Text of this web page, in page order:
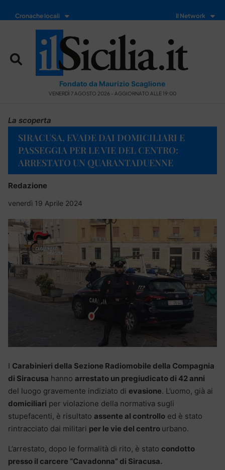
Cronache locali Il Network
Fondato da Maurizio Scaglione
VENERDÌ 7 AGOSTO 2026 - AGGIORNATO ALLE 19:00
La scoperta
SIRACUSA, EVADE DAI DOMICILIARI E
PASSEGGIA PER LE VIE DEL CENTRO:
ARRESTATO UN QUARANTADUENNE
Redazione
venerdì 19 Aprile 2024
I Carabinieri della Sezione Radiomobile della Compagnia
di Siracusa hanno arrestato un pregiudicato di 42 anni
del luogo gravemente indiziato di evasione. L’uomo, già ai
domiciliari per violazione della normativa sugli
stupefacenti, è risultato assente al controllo ed è stato
rintracciato dai militari per le vie del centro urbano.
L’arrestato, dopo le formalità di rito, è stato condotto
presso il carcere “Cavadonna” di Siracusa.